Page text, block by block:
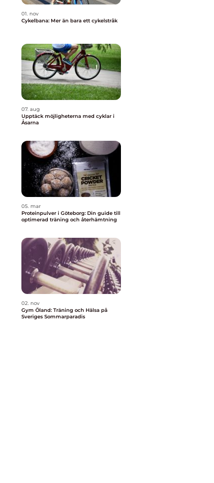
01. nov
Cykelbana: Mer än bara ett cykelstråk
07. aug
Upptäck möjligheterna med cyklar i
Åsarna
05. mar
Proteinpulver i Göteborg: Din guide till
optimerad träning och återhämtning
02. nov
Gym Öland: Träning och Hälsa på
Sveriges Sommarparadis